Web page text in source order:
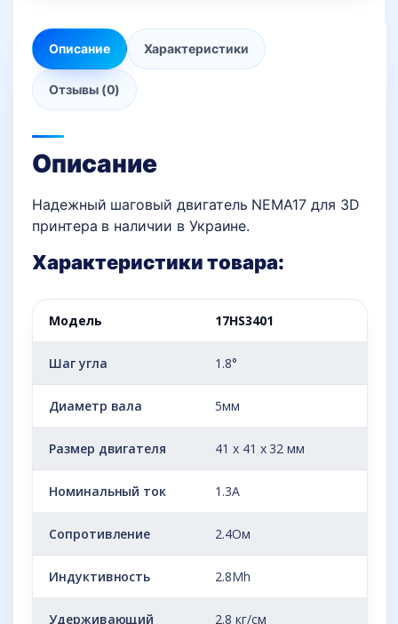
Описание Характеристики
Отзывы (0)
Описание
Надежный шаговый двигатель NEMA17 для 3D
принтера в наличии в Украине.
Характеристики товара:
Модель 17HS3401
Шаг угла 1.8°
Диаметр вала 5мм
Размер двигателя 41 х 41 х 32 мм
Номинальный ток 1.3А
Сопротивление 2.4Ом
Индуктивность 2.8Mh
Удерживающий
2.8 кг/см